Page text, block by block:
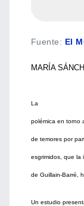
Fuente: El
MARÍA
La
polémica en torno
de temores por
esgrimidos, que la
de Guillain-Barré,
Un estudio